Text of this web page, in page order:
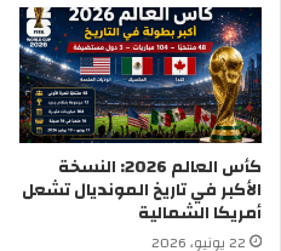
كأس العالم 2026: النسخة
الأكبر في تاريخ المونديال تشعل
أمريكا الشمالية
22 يونيو، 2026